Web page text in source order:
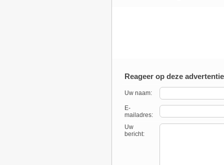
Reageer op deze advertentie
Uw naam:
E-
mailadres:
Uw
bericht: